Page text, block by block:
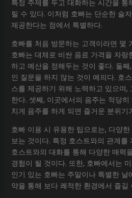
특정 주제를 두고 대화하는 시간을
릴 수 있다. 이처럼 호빠는 단순한 술
제공한다는 점에서 특별하다.
호빠를 처음 방문하는 고객이라면 몇
호빠는 대체로 비싼 음료 가격을 자랑
하고 예산을 정해두는 것이 좋다. 둘
인 질문을 하지 않는 것이 예의다. 호
스를 제공하기 위해 노력하고 있으며,
한다. 셋째, 이곳에서의 음주는 적당
치게 음주를 하게 되면 즐거운 분위기
호빠 이용 시 유용한 팁으로는, 다양
보는 것이다. 특정 호스트와의 관계를
호스트와의 대화를 통해 다양한 매력
경험이 될 것이다. 또한, 호빠에서는
인기 있는 호빠는 주말이나 특별한 날
약을 통해 보다 쾌적한 환경에서 즐길